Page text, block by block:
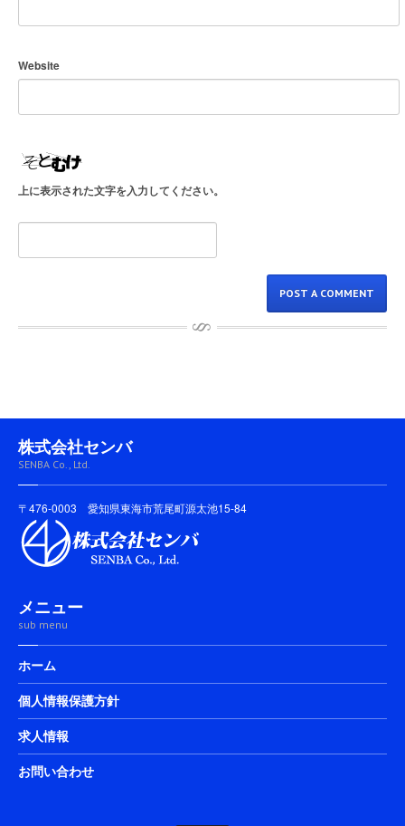
Website
上に表示された文字を入力してください。
株式会社センバ
SENBA Co., Ltd.
〒476-0003 愛知県東海市荒尾町源太池15-84
メニュー
sub menu
ホーム
個人情報保護方針
求人情報
お問い合わせ